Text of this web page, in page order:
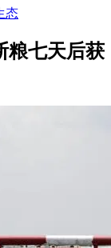
态
粮七天后获